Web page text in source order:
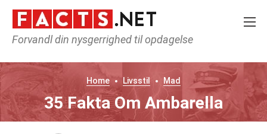
Forvandl din nysgerrighed til opdagelse
Home Livsstil Mad
35 Fakta Om Ambarella